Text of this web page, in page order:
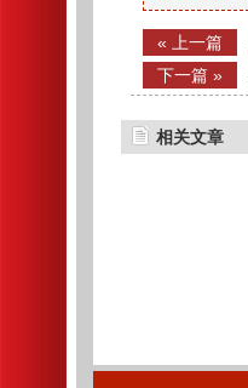
« 上一篇
下一篇 »
相关文章